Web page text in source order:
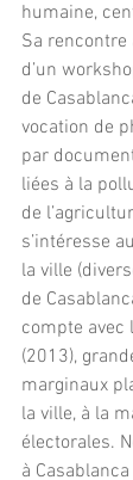
humaine,
Sa rencontre
d’un
de
vocation de
par
liées à la
de
s’intéresse
la ville
de
compte avec
(2013),
marginaux
la ville, à la
électorales.
à